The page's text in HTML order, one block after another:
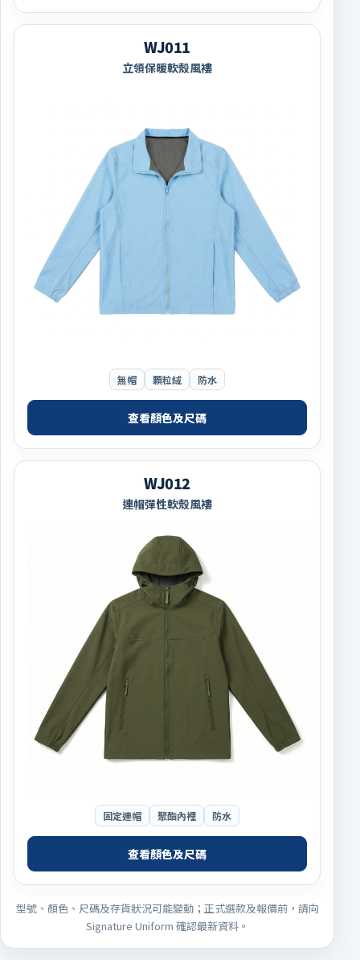
WJ011
立領保暖軟殼風褸
無帽 顆粒絨 防水
查看顏色及尺碼
WJ012
連帽彈性軟殼風褸
固定連帽 聚酯內裡 防水
查看顏色及尺碼
型號、顏色、尺碼及存貨狀況可能變動；正式選款及報價前，請向
Signature Uniform 確認最新資料。